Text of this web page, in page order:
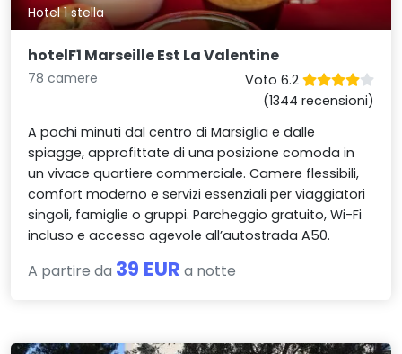
Hotel 1 stella
hotelF1 Marseille Est La Valentine
78 camere
Voto 6.2
(1344 recensioni)
A pochi minuti dal centro di Marsiglia e dalle
spiagge, approfittate di una posizione comoda in
un vivace quartiere commerciale. Camere flessibili,
comfort moderno e servizi essenziali per viaggiatori
singoli, famiglie o gruppi. Parcheggio gratuito, Wi-Fi
incluso e accesso agevole all’autostrada A50.
A partire da 39 EUR a notte